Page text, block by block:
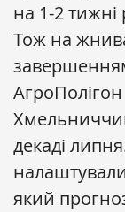
на 1-2
Тож на
АгроПолігон
декаді
який